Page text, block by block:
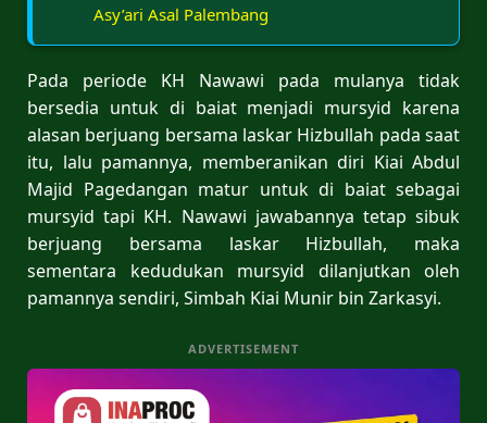
Asy’ari Asal Palembang
Pada periode KH Nawawi pada mulanya tidak
bersedia untuk di baiat menjadi mursyid karena
alasan berjuang bersama laskar Hizbullah pada saat
itu, lalu pamannya, memberanikan diri Kiai Abdul
Majid Pagedangan matur untuk di baiat sebagai
mursyid tapi KH. Nawawi jawabannya tetap sibuk
berjuang bersama laskar Hizbullah, maka
sementara kedudukan mursyid dilanjutkan oleh
pamannya sendiri, Simbah Kiai Munir bin Zarkasyi.
ADVERTISEMENT